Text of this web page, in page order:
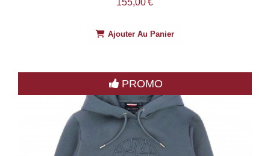
Ajouter Au Panier
PROMO